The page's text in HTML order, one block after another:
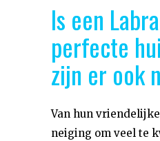
Is een
perfecte
zijn er ook
Van hun
neiging om veel te